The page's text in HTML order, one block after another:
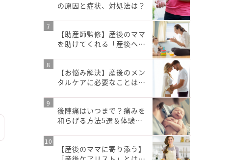
の原因と症状、対処法は？
【助産師監修】産後のママ
を助けてくれる「産後ヘ…
【お悩み解決】産後のメン
タルケアに必要なことは…
後陣痛はいつまで？痛みを
和らげる方法5選＆体験…
【産後のママに寄り添う】